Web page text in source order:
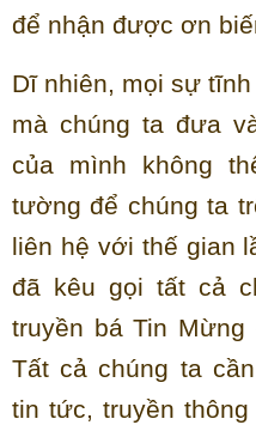
để nhận được ơn
Dĩ nhiên, mọi sự
mà chúng ta đưa
của mình không
tường để chúng ta
liên hệ với thế gian
đã kêu gọi tất cả
truyền bá Tin
Tất cả chúng ta
tin tức, truyền